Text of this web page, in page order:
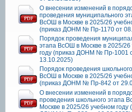
О внесении изменений в
проведения муниципального
ВсОШ в Москве в 2025/26
(приказ ДОНМ № Пр-1170 от
Порядок проведения
этапа ВсОШ в Москве в 2025/26
году (приказ ДОНМ № Пр-1001
13.10.2025)
Порядок проведения
ВсОШ в Москве в 2025/26
(приказ ДОНМ № Пр-842 от
О внесении изменений в
проведения школьного этапа
Москве в 2025/26 учебном году